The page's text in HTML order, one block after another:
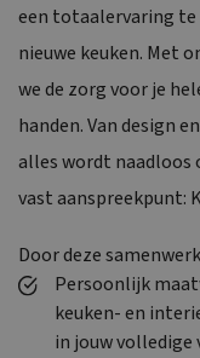
een totaalervaring te
nieuwe keuken. Met
we de zorg voor je
handen. Van design
alles wordt naadloos
vast aanspreekpunt:
Door deze
Persoonlijk
keuken- en
in jouw volledige